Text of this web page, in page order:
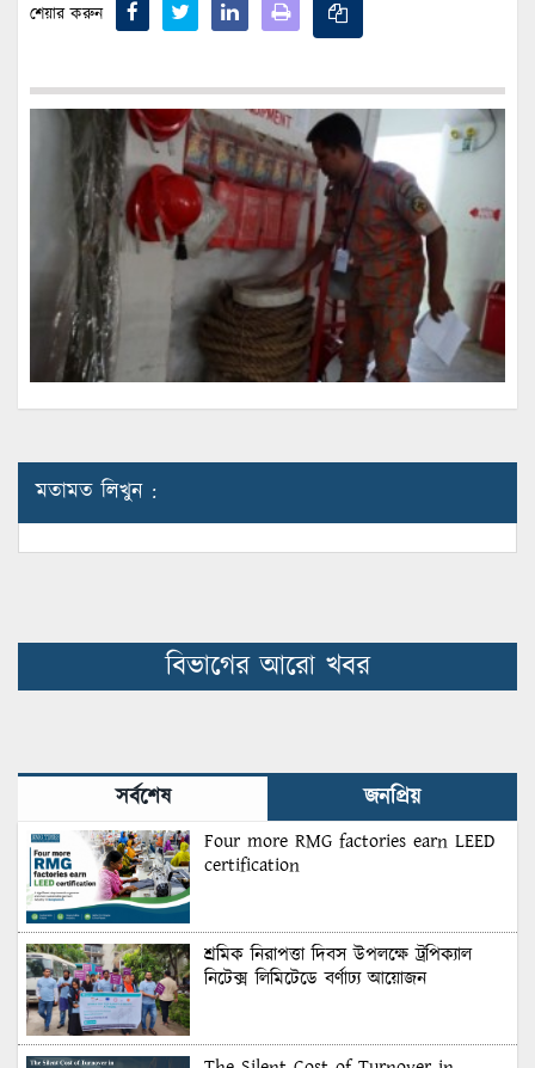
শেয়ার করুন
মতামত লিখুন :
বিভাগের আরো খবর
সর্বশেষ জনপ্রিয়
Four more RMG factories earn LEED
certification
শ্রমিক নিরাপত্তা দিবস উপলক্ষে ট্রপিক্যাল
নিটেক্স লিমিটেডে বর্ণাঢ্য আয়োজন